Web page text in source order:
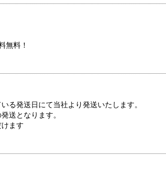
無料！
る発送日にて当社より発送いたします。
送となります。
ます